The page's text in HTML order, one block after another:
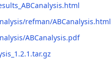
refman/ABCanalysis.html
ABCanalysis.pdf